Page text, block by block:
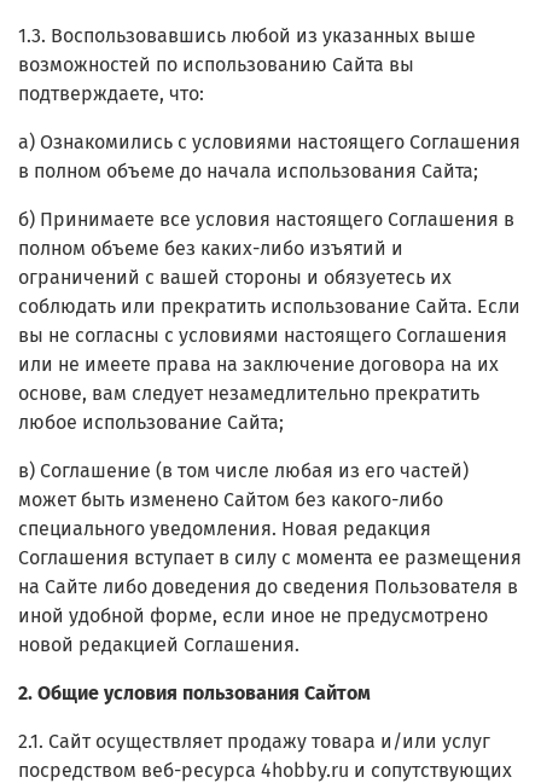
1.3. Воспользовавшись любой из указанных выше
возможностей по использованию Сайта вы
подтверждаете, что:
а) Ознакомились с условиями настоящего Соглашения
в полном объеме до начала использования Сайта;
б) Принимаете все условия настоящего Соглашения в
полном объеме без каких-либо изъятий и
ограничений с вашей стороны и обязуетесь их
соблюдать или прекратить использование Сайта. Если
вы не согласны с условиями настоящего Соглашения
или не имеете права на заключение договора на их
основе, вам следует незамедлительно прекратить
любое использование Сайта;
в) Соглашение (в том числе любая из его частей)
может быть изменено Сайтом без какого-либо
специального уведомления. Новая редакция
Соглашения вступает в силу с момента ее размещения
на Сайте либо доведения до сведения Пользователя в
иной удобной форме, если иное не предусмотрено
новой редакцией Соглашения.
2. Общие условия пользования Сайтом
2.1. Сайт осуществляет продажу товара и/или услуг
посредством веб-ресурса 4hobby.ru и сопутствующих